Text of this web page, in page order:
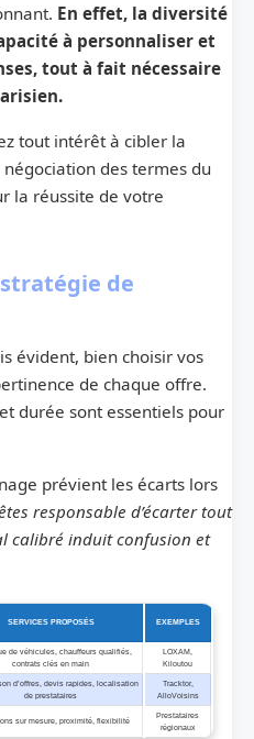
En effet, la diversité
à personnaliser et
tout à fait nécessaire
tout intérêt à cibler la
des termes du
la réussite de votre
de
évident, bien choisir vos
de chaque offre.
durée sont essentiels pour
prévient les écarts lors
responsable d’écarter tout
calibré induit confusion et
SERVICES PROPOSÉS EXEMPLES
de véhicules, chauffeurs qualifiés,
contrats clés en main
LOXAM,
Kiloutou
d’offres, devis rapides, localisation
de prestataires
Tracktor,
AlloVoisins
sur mesure, proximité, flexibilité
Prestataires
régionaux